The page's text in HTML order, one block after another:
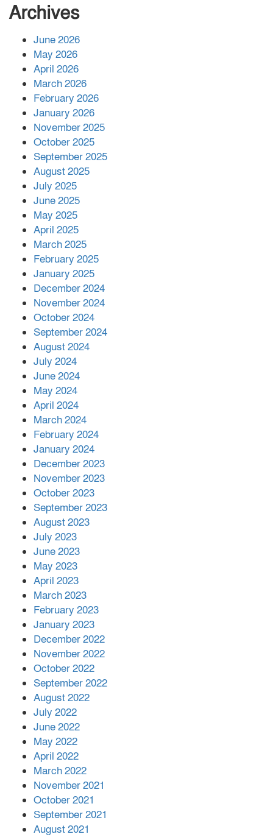
নলছিটিতে শ্রমিকদলের অবৈধ কমিটি
প্রকাশের অভিযোগ
আহত ৪০
Archives
June 2026
May 2026
April 2026
March 2026
February 2026
January 2026
November 2025
October 2025
September 2025
August 2025
July 2025
June 2025
May 2025
April 2025
March 2025
February 2025
January 2025
December 2024
November 2024
October 2024
September 2024
August 2024
July 2024
June 2024
May 2024
April 2024
March 2024
February 2024
January 2024
December 2023
November 2023
October 2023
September 2023
August 2023
July 2023
June 2023
May 2023
April 2023
March 2023
February 2023
January 2023
December 2022
November 2022
October 2022
September 2022
August 2022
July 2022
June 2022
May 2022
April 2022
March 2022
November 2021
October 2021
September 2021
August 2021